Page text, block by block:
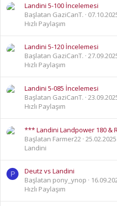
Landini 5-100 İncelemesi
Başlatan GaziCanT.
Hızlı Paylaşım
Landini 5-120 İncelemesi
Başlatan GaziCanT.
Hızlı Paylaşım
Landini 5-085 İncelemesi
Başlatan GaziCanT.
Hızlı Paylaşım
*** Landini Landpower 180 &
Başlatan Farmer22 25.02.2025
Landini
P
Deutz vs Landini
Başlatan pony_ynop
Hızlı Paylaşım